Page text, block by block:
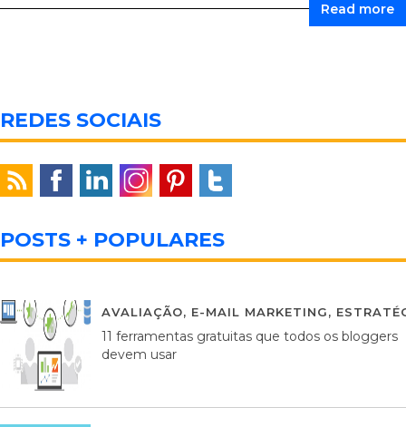
Read more
REDES SOCIAIS
POSTS + POPULARES
AVALIAÇÃO, E-MAIL MARKETING,
11 ferramentas gratuitas que todos os bloggers
devem usar